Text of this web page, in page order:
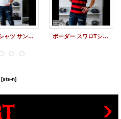
スワロTシャツ サングラス Vネック スワロフスキー ボーダー スワロTシャツ
[sts-n]